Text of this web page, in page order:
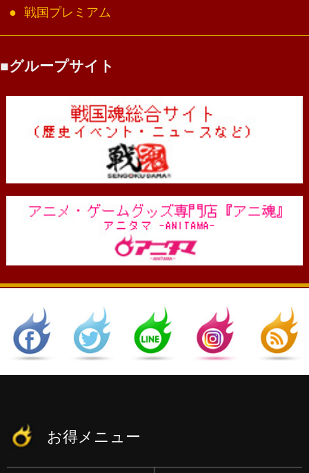
戦国プレミアム
グループサイト
お得メニュー